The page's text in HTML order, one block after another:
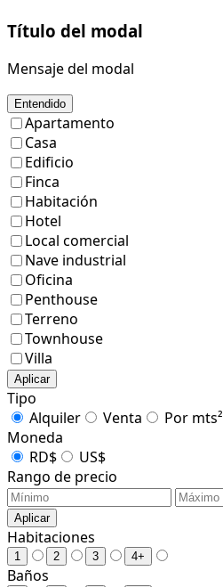
Título del modal
Mensaje del modal
Entendido
Apartamento
Casa
Edificio
Finca
Habitación
Hotel
Local comercial
Nave industrial
Oficina
Penthouse
Terreno
Townhouse
Villa
Aplicar
Tipo
Alquiler
Venta
Por mts²
Moneda
RD$
US$
Rango de precio
Aplicar
Habitaciones
1 2 3 4+
Baños